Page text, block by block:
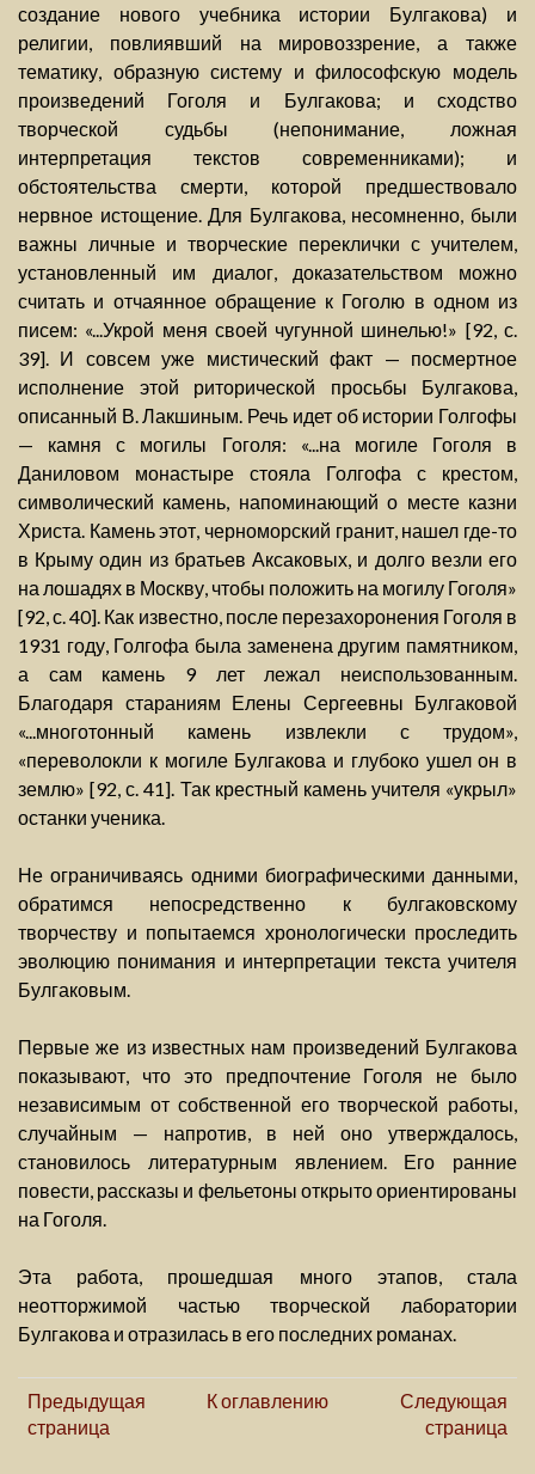
создание нового учебника истории Булгакова) и
религии, повлиявший на мировоззрение, а также
тематику, образную систему и философскую модель
произведений Гоголя и Булгакова; и сходство
творческой судьбы (непонимание, ложная
интерпретация текстов современниками); и
обстоятельства смерти, которой предшествовало
нервное истощение. Для Булгакова, несомненно, были
важны личные и творческие переклички с учителем,
установленный им диалог, доказательством можно
считать и отчаянное обращение к Гоголю в одном из
писем: «...Укрой меня своей чугунной шинелью!» [92, с.
39]. И совсем уже мистический факт — посмертное
исполнение этой риторической просьбы Булгакова,
описанный В. Лакшиным. Речь идет об истории Голгофы
— камня с могилы Гоголя: «...на могиле Гоголя в
Даниловом монастыре стояла Голгофа с крестом,
символический камень, напоминающий о месте казни
Христа. Камень этот, черноморский гранит, нашел где-то
в Крыму один из братьев Аксаковых, и долго везли его
на лошадях в Москву, чтобы положить на могилу Гоголя»
[92, с. 40]. Как известно, после перезахоронения Гоголя в
1931 году, Голгофа была заменена другим памятником,
а сам камень 9 лет лежал неиспользованным.
Благодаря стараниям Елены Сергеевны Булгаковой
«...многотонный камень извлекли с трудом»,
«переволокли к могиле Булгакова и глубоко ушел он в
землю» [92, с. 41]. Так крестный камень учителя «укрыл»
останки ученика.
Не ограничиваясь одними биографическими данными,
обратимся непосредственно к булгаковскому
творчеству и попытаемся хронологически проследить
эволюцию понимания и интерпретации текста учителя
Булгаковым.
Первые же из известных нам произведений Булгакова
показывают, что это предпочтение Гоголя не было
независимым от собственной его творческой работы,
случайным — напротив, в ней оно утверждалось,
становилось литературным явлением. Его ранние
повести, рассказы и фельетоны открыто ориентированы
на Гоголя.
Эта работа, прошедшая много этапов, стала
неотторжимой частью творческой лаборатории
Булгакова и отразилась в его последних романах.
Предыдущая
страница
К оглавлению
Следующая
страница